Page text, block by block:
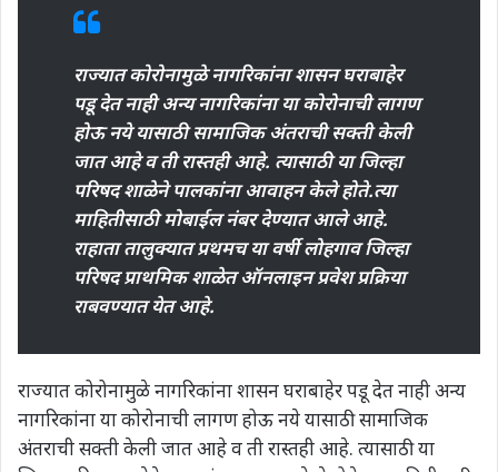
राज्यात कोरोनामुळे नागरिकांना शासन घराबाहेर
पडू देत नाही अन्य नागरिकांना या कोरोनाची लागण
होऊ नये यासाठी सामाजिक अंतराची सक्ती केली
जात आहे व ती रास्तही आहे. त्यासाठी या जिल्हा
परिषद शाळेने पालकांना आवाहन केले होते.त्या
माहितीसाठी मोबाईल नंबर देण्यात आले आहे.
राहाता तालुक्यात प्रथमच या वर्षी लोहगाव जिल्हा
परिषद प्राथमिक शाळेत ऑनलाइन प्रवेश प्रक्रिया
राबवण्यात येत आहे.
राज्यात कोरोनामुळे नागरिकांना शासन घराबाहेर पडू देत नाही अन्य
नागरिकांना या कोरोनाची लागण होऊ नये यासाठी सामाजिक
अंतराची सक्ती केली जात आहे व ती रास्तही आहे. त्यासाठी या